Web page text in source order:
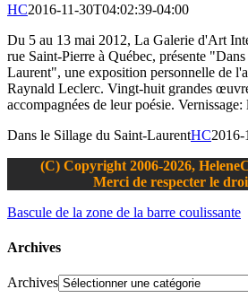
HC2016-11-30T04:02:39-04:00
Du 5 au 13 mai 2012, La Galerie d'Art
rue Saint-Pierre à Québec, présente
Laurent", une exposition personnelle de
Raynald Leclerc. Vingt-huit grandes
accompagnées de leur poésie.
Dans le Sillage du Saint-LaurentHC
(C) Copyright 2006-2026,
Merci de respecter le
Bascule de la zone de la barre coulissante
Archives
Archives